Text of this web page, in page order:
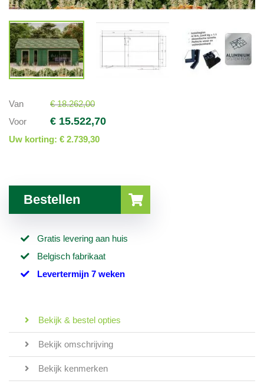
Van
€ 18.262,00
Voor
€ 15.522,70
Uw korting: € 2.739,30
Bestellen
Gratis levering aan huis
Belgisch fabrikaat
Levertermijn 7 weken
Bekijk & bestel opties
Bekijk omschrijving
Bekijk kenmerken